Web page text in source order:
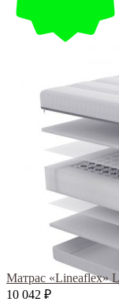
Матрас «Lineaflex»
10 042 ₽